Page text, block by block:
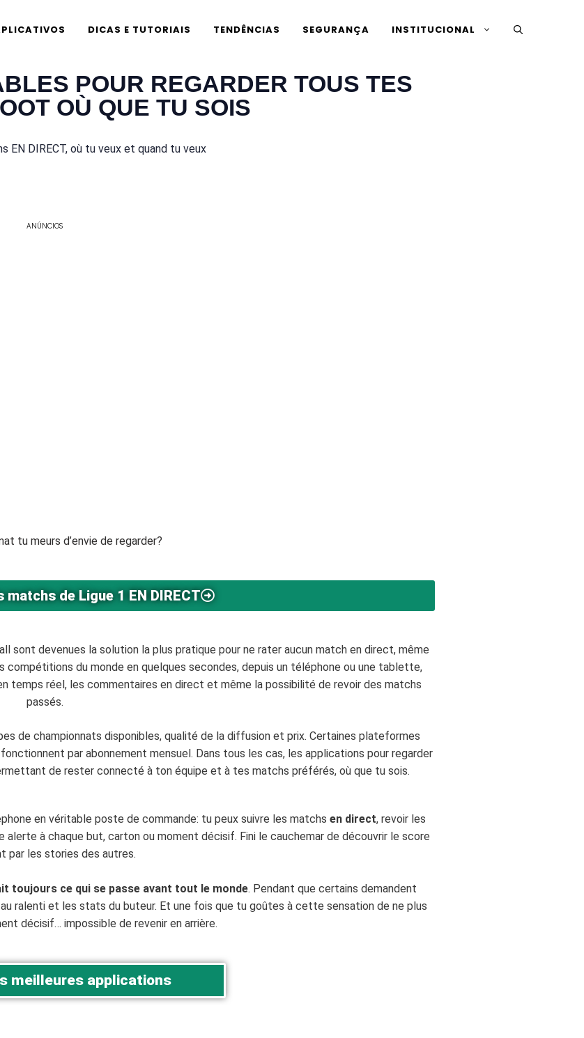
DICAS E TUTORIAIS TENDÊNCIAS SEGURANÇA INSTITUCIONAL
POUR REGARDER TOUS TES
OÙ QUE TU SOIS
EN DIRECT, où tu veux et quand tu veux
ANÚNCIOS
tu meurs d’envie de regarder?
de Ligue 1 EN DIRECT
sont devenues la solution la plus pratique pour ne rater aucun match en direct, même
compétitions du monde en quelques secondes, depuis un téléphone ou une tablette,
réel, les commentaires en direct et même la possibilité de revoir des matchs
passés.
de championnats disponibles, qualité de la diffusion et prix. Certaines plateformes
par abonnement mensuel. Dans tous les cas, les applications pour regarder
de rester connecté à ton équipe et à tes matchs préférés, où que tu sois.
en véritable poste de commande: tu peux suivre les matchs en direct, revoir les
à chaque but, carton ou moment décisif. Fini le cauchemar de découvrir le score
par les stories des autres.
toujours ce qui se passe avant tout le monde. Pendant que certains demandent
ralenti et les stats du buteur. Et une fois que tu goûtes à cette sensation de ne plus
décisif… impossible de revenir en arrière.
meilleures applications